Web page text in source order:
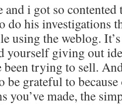
and i got so contented
do his investigations
using the weblog.
yourself giving out
been trying to sell.
be grateful to
you’ve made, the